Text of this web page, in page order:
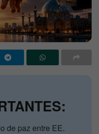
de paz entre EE.